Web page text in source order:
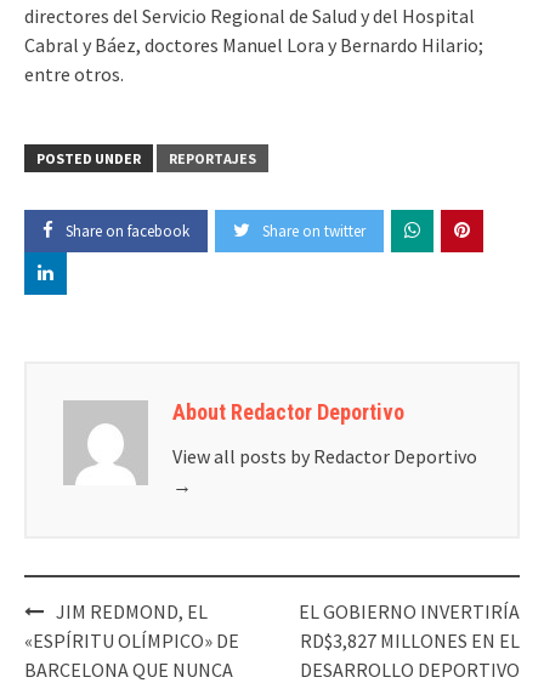
directores del Servicio Regional de Salud y del Hospital
Cabral y Báez, doctores Manuel Lora y Bernardo Hilario;
entre otros.
POSTED UNDER REPORTAJES
Share on facebook Share on twitter
About Redactor Deportivo
View all posts by Redactor Deportivo
→
Post
navigation
JIM REDMOND, EL
«ESPÍRITU OLÍMPICO» DE
BARCELONA QUE NUNCA
EL GOBIERNO INVERTIRÍA
RD$3,827 MILLONES EN EL
DESARROLLO DEPORTIVO